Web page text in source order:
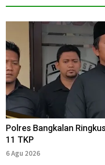
Polres Bangkalan
11 TKP
6 Agu 2026